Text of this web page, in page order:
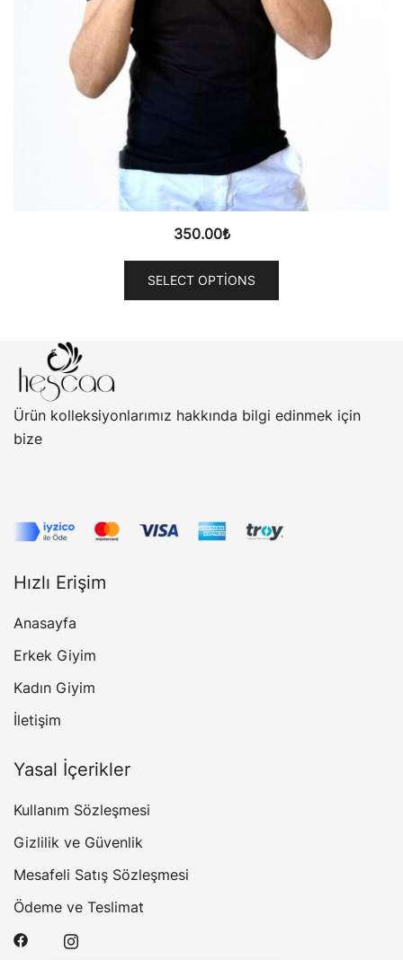
350.00₺
SELECT OPTIONS
Ürün kolleksiyonlarımız hakkında bilgi edinmek için
bize
Hızlı Erişim
Anasayfa
Erkek Giyim
Kadın Giyim
İletişim
Yasal İçerikler
Kullanım Sözleşmesi
Gizlilik ve Güvenlik
Mesafeli Satış Sözleşmesi
Ödeme ve Teslimat